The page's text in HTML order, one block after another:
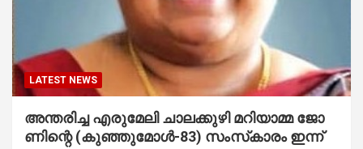
LATEST NEWS
അ​ന്ത​രി​ച്ച എ​രു​മേ​ലി ചാ​ല​ക്കു​ഴി മ​റി​യാ​മ്മ ജോ​
ണിന്റെ (കു​ഞ്ഞു​മോ​ള്‍-83) സം​സ്‌​കാ​രം ഇ​ന്ന്